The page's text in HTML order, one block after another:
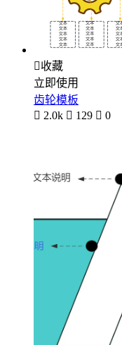
收藏
立即使用
齿轮模板
 2.0k  129  0